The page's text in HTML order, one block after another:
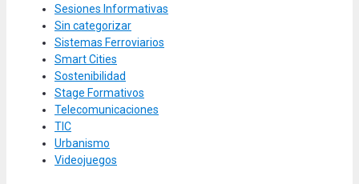
Sesiones Informativas
Sin categorizar
Sistemas Ferroviarios
Smart Cities
Sostenibilidad
Stage Formativos
Telecomunicaciones
TIC
Urbanismo
Videojuegos